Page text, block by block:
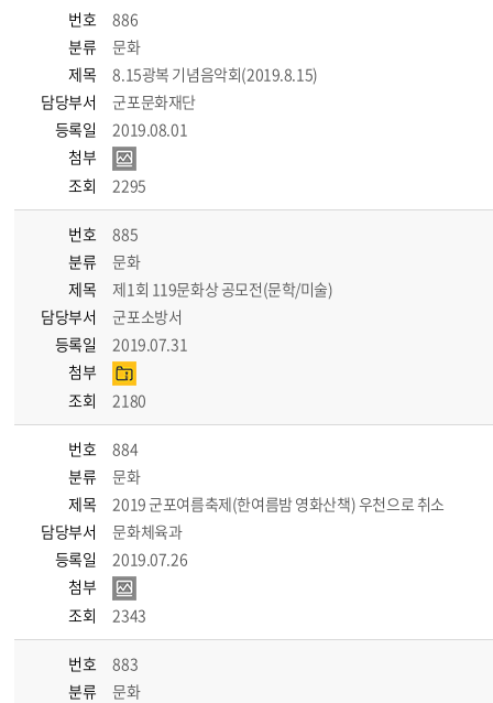
번호
886
분류
문화
제목
8.15광복 기념음악회(2019.8.15)
담당부서
군포문화재단
등록일
2019.08.01
첨부
조회
2295
번호
885
분류
문화
제목
제1회 119문화상 공모전(문학/미술)
담당부서
군포소방서
등록일
2019.07.31
첨부
조회
2180
번호
884
분류
문화
제목
2019 군포여름축제(한여름밤 영화산책) 우천으로 취소
담당부서
문화체육과
등록일
2019.07.26
첨부
조회
2343
번호
883
분류
문화